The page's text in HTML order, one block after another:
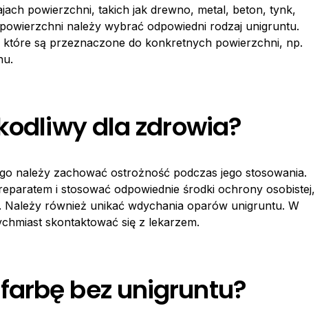
powierzchni, takich jak drewno, metal, beton, tynk,
należy wybrać odpowiedni rodzaj unigruntu.
są przeznaczone do konkretnych powierzchni, np.
dla zdrowia?
należy zachować ostrożność podczas jego stosowania.
i stosować odpowiednie środki ochrony osobistej,
również unikać wdychania oparów unigruntu. W
skontaktować się z lekarzem.
bez unigruntu?